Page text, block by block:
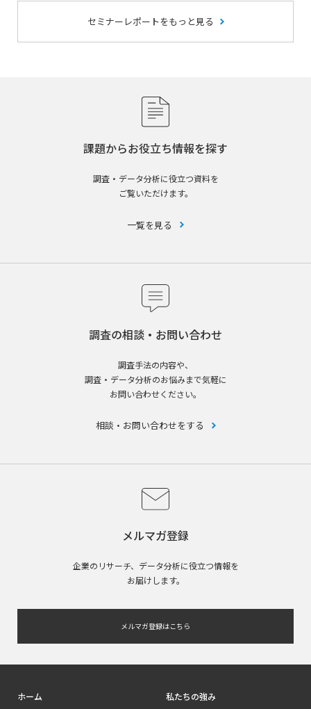
セミナーレポートをもっと見る
課題からお役立ち情報を探す
調査・データ分析に役立つ資料を
ご覧いただけます。
一覧を見る
調査の相談・お問い合わせ
調査手法の内容や、
調査・データ分析のお悩みまで気軽に
お問い合わせください。
相談・お問い合わせをする
メルマガ登録
企業のリサーチ、データ分析に役立つ情報を
お届けします。
メルマガ登録はこちら
ホーム 私たちの強み